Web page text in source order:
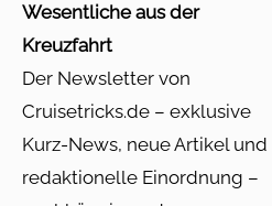
Wesentliche aus der
Kreuzfahrt
Der Newsletter von
Cruisetricks.de – exklusive
Kurz-News, neue Artikel und
redaktionelle Einordnung –